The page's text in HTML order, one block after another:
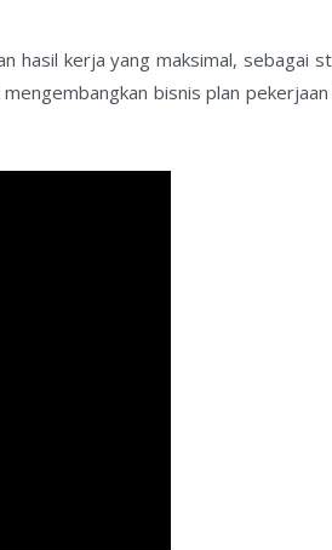
hasil kerja yang maksimal, sebagai
bisnis plan